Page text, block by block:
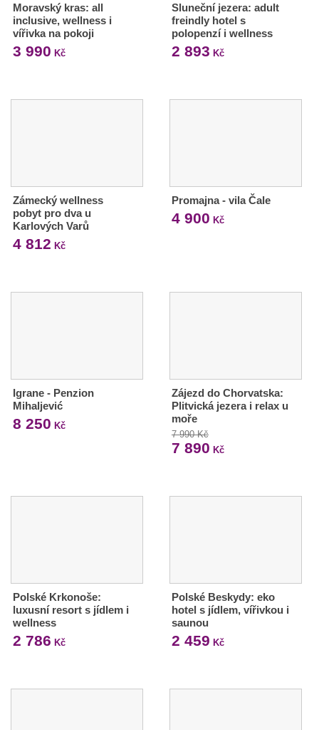
Moravský kras: all
inclusive, wellness i
vířivka na pokoji
3 990 Kč
Sluneční jezera: adult
freindly hotel s
polopenzí i wellness
2 893 Kč
Zámecký wellness
pobyt pro dva u
Karlových Varů
4 812 Kč
Promajna - vila Čale
4 900 Kč
Igrane - Penzion
Mihaljević
8 250 Kč
Zájezd do Chorvatska:
Plitvická jezera i relax u
moře
7 990 Kč
7 890 Kč
Polské Krkonoše:
luxusní resort s jídlem i
wellness
2 786 Kč
Polské Beskydy: eko
hotel s jídlem, vířivkou i
saunou
2 459 Kč